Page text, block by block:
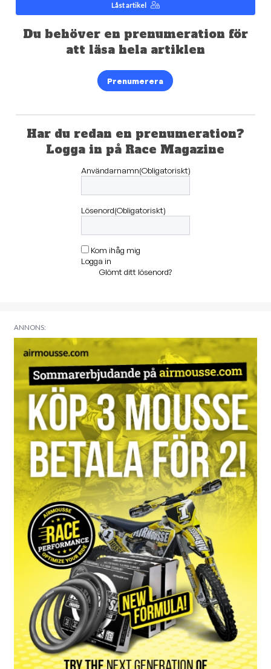
Låst artikel
Du behöver en prenumeration för
att läsa hela artiklen
Prenumerera
Har du redan en prenumeration?
Logga in på Race Magazine
Användarnamn(Obligatoriskt)
Lösenord(Obligatoriskt)
Kom ihåg mig
Logga in
Glömt ditt lösenord?
ANNONS: